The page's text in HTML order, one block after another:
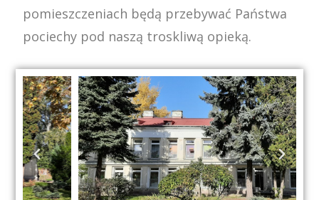
pomieszczeniach będą przebywać Państwa
pociechy pod naszą troskliwą opieką.